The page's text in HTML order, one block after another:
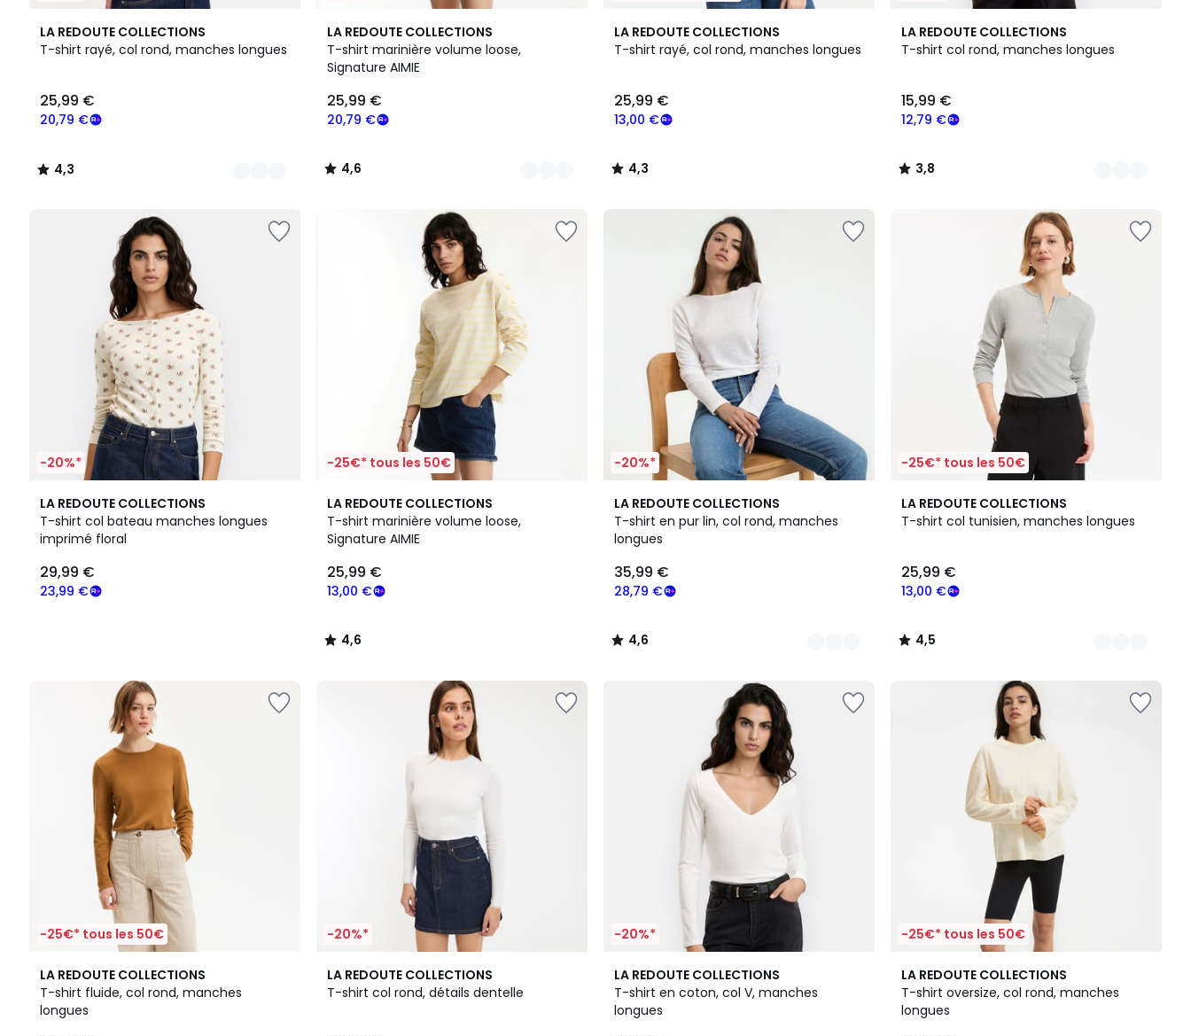
LA REDOUTE COLLECTIONS
T-shirt rayé, col rond, manches longues
€
souscrivez
programme
20,79 €
25,99 €
4,3
/ 5
3
Couleurs
4,3
/
LA REDOUTE COLLECTIONS
T-shirt marinière volume loose,
Signature AIMIE
20,79 €
25,99 €
4,6
/ 5
2
Couleurs
4,6
/
LA REDOUTE COLLECTIONS
T-shirt rayé, col rond, manches longues
13,00 €
25,99 €
4,3
/ 5
4,3
/
LA REDOUTE COLLECTIONS
T-shirt col rond, manches longues
12,79 €
15,99 €
3,8
/ 5
3
Couleurs
3,8
/
-20%*
LA REDOUTE COLLECTIONS
T-shirt col bateau manches longues
imprimé floral
23,99 €
29,99 €
-25€* tous les 50€
LA REDOUTE COLLECTIONS
T-shirt marinière volume loose,
Signature AIMIE
13,00 €
25,99 €
4,6
/ 5
4,6
/
-20%*
LA REDOUTE COLLECTIONS
T-shirt en pur lin, col rond, manches
longues
28,79 €
35,99 €
4,6
/ 5
2
Couleurs
4,6
/
-25€* tous les 50€
LA REDOUTE COLLECTIONS
T-shirt col tunisien, manches longues
13,00 €
25,99 €
4,5
/ 5
3
Couleurs
4,5
/
-25€* tous les 50€
LA REDOUTE COLLECTIONS
T-shirt fluide, col rond, manches
longues
4,1
/ 5
2
Couleurs
-20%*
LA REDOUTE COLLECTIONS
T-shirt col rond, détails dentelle
4,5
/ 5
2
Couleurs
-20%*
LA REDOUTE COLLECTIONS
T-shirt en coton, col V, manches
longues
3,9
/ 5
3
Couleurs
-25€* tous les 50€
LA REDOUTE COLLECTIONS
T-shirt oversize, col rond, manches
longues
3
/
5
3
Couleurs